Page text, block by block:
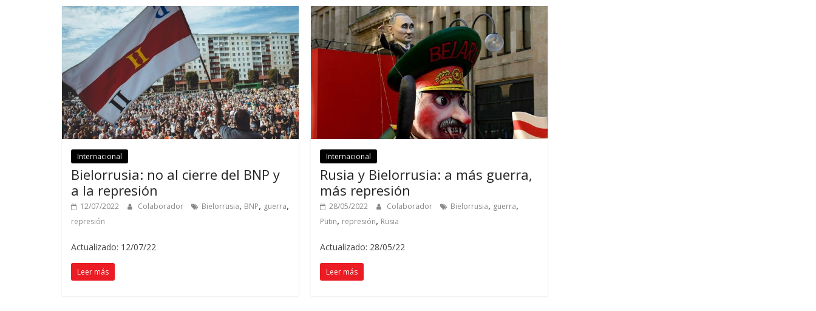
Internacional
Bielorrusia: no al cierre del BNP y
a la represión
12/07/2022 Colaborador Bielorrusia, BNP, guerra,
represión
Actualizado: 12/07/22
Leer más
Internacional
Rusia y Bielorrusia: a más guerra,
más represión
28/05/2022 Colaborador Bielorrusia, guerra,
Putin, represión, Rusia
Actualizado: 28/05/22
Leer más